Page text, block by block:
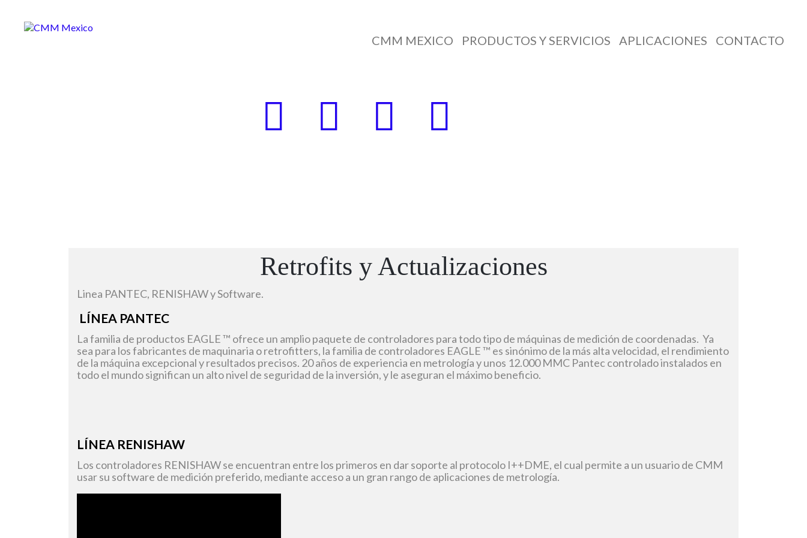
CMM MEXICO PRODUCTOS Y SERVICIOS APLICACIONES CONTACTO
Retrofits yActualizaciones
Linea PANTEC, RENISHAW y Software.
LÍNEA PANTEC
La familia de productos EAGLE ™ ofrece un amplio paquete de controladores para todo tipo de máquinas de medición de coordenadas. Ya
sea para los fabricantes de maquinaria o retrofitters, la familia de controladores EAGLE ™ es sinónimo de la más alta velocidad, el rendimiento
de la máquina excepcional y resultados precisos. 20 años de experiencia en metrología y unos 12.000 MMC Pantec controlado instalados en
todo el mundo significan un alto nivel de seguridad de la inversión, y le aseguran el máximo beneficio.
LÍNEA RENISHAW
Los controladores RENISHAW se encuentran entre los primeros en dar soporte al protocolo I++DME, el cual permite a un usuario de CMM
usar su software de medición preferido, mediante acceso a un gran rango de aplicaciones de metrología.